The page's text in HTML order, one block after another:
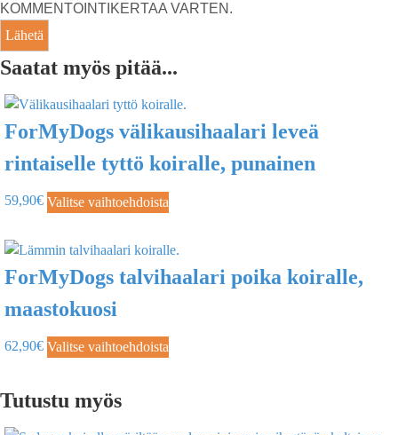
KOMMENTOINTIKERTAA VARTEN.
Saatat myös pitää...
ForMyDogs välikausihaalari leveä
rintaiselle tyttö koiralle, punainen
59,90€ Valitse vaihtoehdoista
ForMyDogs talvihaalari poika koiralle,
maastokuosi
62,90€ Valitse vaihtoehdoista
Tutustu myös